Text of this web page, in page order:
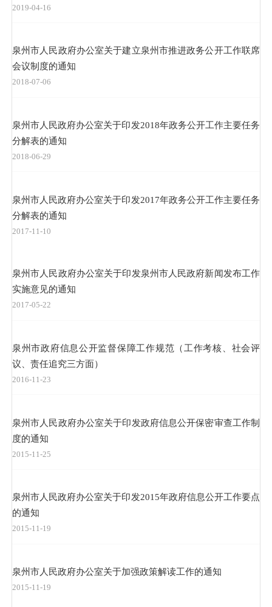
2019-04-16
泉州市人民政府办公室关于建立泉州市推进政务公开工作联席
会议制度的通知
2018-07-06
泉州市人民政府办公室关于印发2018年政务公开工作主要任务
分解表的通知
2018-06-29
泉州市人民政府办公室关于印发2017年政务公开工作主要任务
分解表的通知
2017-11-10
泉州市人民政府办公室关于印发泉州市人民政府新闻发布工作
实施意见的通知
2017-05-22
泉州市政府信息公开监督保障工作规范（工作考核、社会评
议、责任追究三方面）
2016-11-23
泉州市人民政府办公室关于印发政府信息公开保密审查工作制
度的通知
2015-11-25
泉州市人民政府办公室关于印发2015年政府信息公开工作要点
的通知
2015-11-19
泉州市人民政府办公室关于加强政策解读工作的通知
2015-11-19